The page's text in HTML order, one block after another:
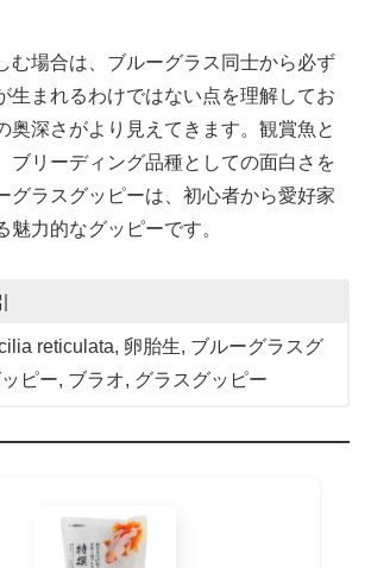
む場合は、ブルーグラス同士から必ず
生まれるわけではない点を理解してお
奥深さがより見えてきます。観賞魚と
ブリーディング品種としての面白さを
グラスグッピーは、初心者から愛好家
魅力的なグッピーです。
reticulata, 卵胎生, ブルーグラスグ
ピー, ブラオ, グラスグッピー